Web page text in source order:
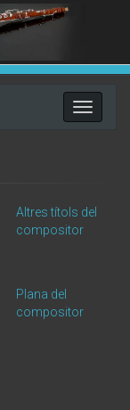
Toggle
Altres títols del
compositor
Plana del
compositor